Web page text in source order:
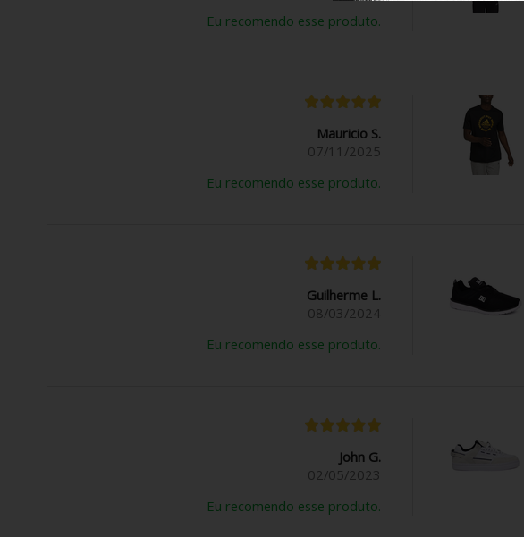
Eu recomendo esse produto.
Mauricio S.
07/11/2025
Eu recomendo esse produto.
Guilherme L.
08/03/2024
Eu recomendo esse produto.
John G.
02/05/2023
Eu recomendo esse produto.